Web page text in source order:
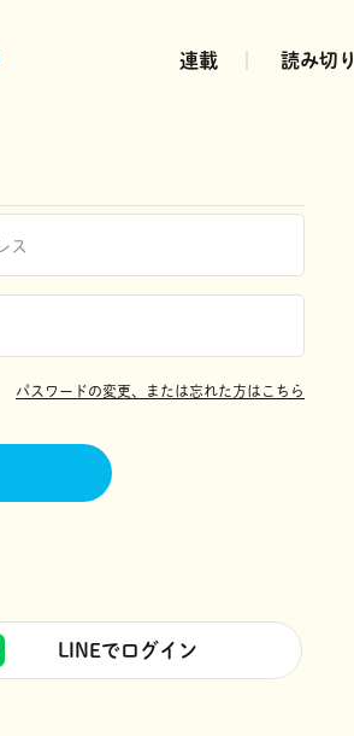
連載 読み切り
パスワードの変更、または忘れた方はこちら
LINEでログイン